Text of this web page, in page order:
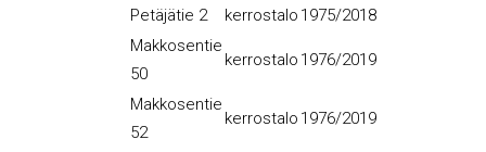
Petäjätie 2
kerrostalo 1975/2018
Makkosentie
50
kerrostalo 1976/2019
Makkosentie
52
kerrostalo 1976/2019